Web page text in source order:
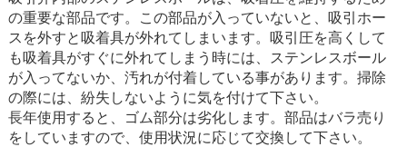
の重要な部品です。この部品が入っていないと、吸引ホー
スを外すと吸着具が外れてしまいます。吸引圧を高くして
も吸着具がすぐに外れてしまう時には、ステンレスボール
が入ってないか、汚れが付着している事があります。掃除
の際には、紛失しないように気を付けて下さい。
長年使用すると、ゴム部分は劣化します。部品はバラ売り
をしていますので、使用状況に応じて交換して下さい。